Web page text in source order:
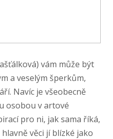
vám může být
a veselým šperkům,
Navíc je všeobecně
osobou v artové
pro ni, jak sama říká,
věci jí blízké jako